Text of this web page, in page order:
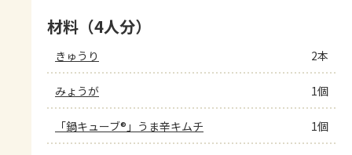
材料（4人分）
きゅうり 2本
みょうが 1個
「鍋キューブ®」うま辛キムチ 1個